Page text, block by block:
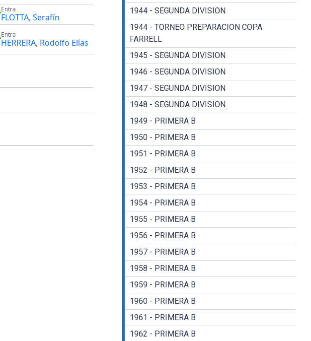
Entra
FLOTTA, Serafín
Entra
HERRERA, Rodolfo Elías
1944 - SEGUNDA DIVISION
1944 - TORNEO PREPARACION COPA
FARRELL
1945 - SEGUNDA DIVISION
1946 - SEGUNDA DIVISION
1947 - SEGUNDA DIVISION
1948 - SEGUNDA DIVISION
1949 - PRIMERA B
1950 - PRIMERA B
1951 - PRIMERA B
1952 - PRIMERA B
1953 - PRIMERA B
1954 - PRIMERA B
1955 - PRIMERA B
1956 - PRIMERA B
1957 - PRIMERA B
1958 - PRIMERA B
1959 - PRIMERA B
1960 - PRIMERA B
1961 - PRIMERA B
1962 - PRIMERA B